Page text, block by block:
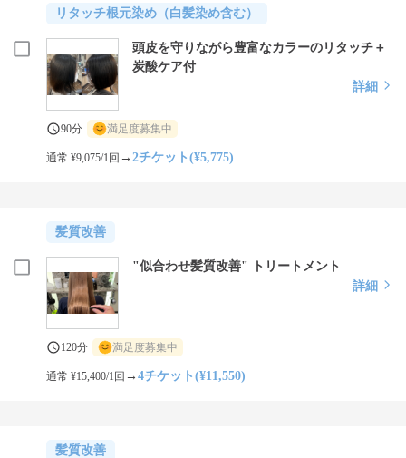
培った技術でお客様の顔型・骨格やファッションに合わせてトー
"似合わせカット"をマスターした実力派スタイリストがお客様の
なりたいイメージに近づけるお手伝いさせて頂きます。スタッフ
一同、お待ちしております。
リタッチ根元染め（白髪染め含む）
頭皮を守りながら豊富なカラーのリタッチ＋
炭酸ケア付
詳細
90分 満足度募集中
通常 ¥9,075/1回 →2チケット(¥5,775)
髪質改善
"似合わせ髪質改善" トリートメント
詳細
120分 満足度募集中
通常 ¥15,400/1回 →4チケット(¥11,550)
髪質改善